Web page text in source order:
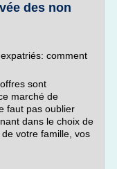
des non
comment
sont
marché de
faut pas oublier
dans le choix de
votre famille, vos